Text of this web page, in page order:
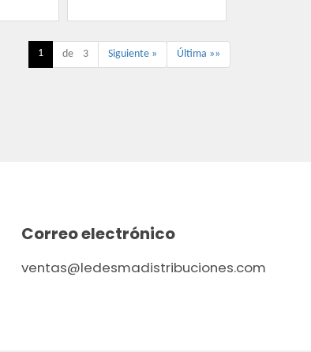
1 de 3 Siguiente » Última »»
Correo electrónico
ventas@ledesmadistribuciones.com